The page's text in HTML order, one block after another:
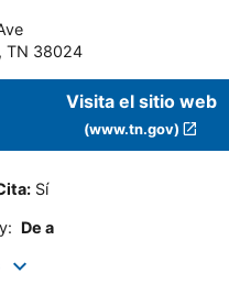
, TN 38024
Visita el sitio web
(www.tn.gov)
: Sí
: De a